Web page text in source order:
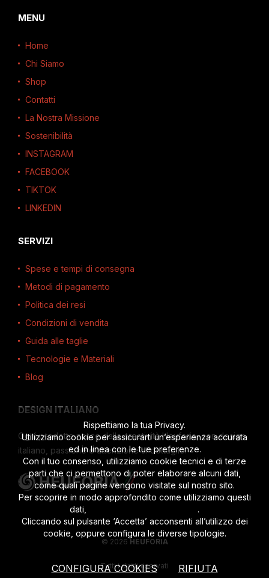
MENU
Home
Chi Siamo
Shop
Contatti
La Nostra Missione
Sostenibilità
INSTAGRAM
FACEBOOK
TIKTOK
LINKEDIN
SERVIZI
Spese e tempi di consegna
Metodi di pagamento
Politica dei resi
Condizioni di vendita
Guida alle taglie
Tecnologie e Materiali
Blog
DESIGN ITALIANO
Ogni prodotto nasce dalla creatività Heuforia, con design
italiano, passione e attenzione al dettaglio.
© 2026 HEUFORIA
Tutti i diritti riservati
Rispettiamo la tua Privacy.
Utilizziamo cookie per assicurarti un’esperienza accurata
ed in linea con le tue preferenze.
Con il tuo consenso, utilizziamo cookie tecnici e di terze
parti che ci permettono di poter elaborare alcuni dati,
come quali pagine vengono visitate sul nostro sito.
Per scoprire in modo approfondito come utilizziamo questi
dati,
.
Cliccando sul pulsante ‘Accetta’ acconsenti all’utilizzo dei
cookie, oppure configura le diverse tipologie.
CONFIGURA COOKIES RIFIUTA